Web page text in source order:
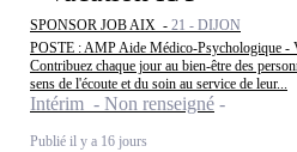
SPONSOR JOB AIX - 21 - DIJON
POSTE : AMP Aide Médico-Psychologique
Contribuez chaque jour au bien-être des
sens de l'écoute et du soin au service de leur...
Intérim - Non renseigné
Publié il y a 16 jours